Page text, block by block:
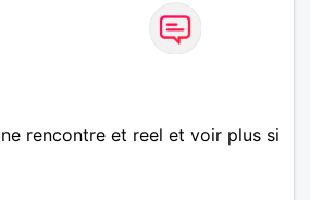
rencontre et reel et voir plus si